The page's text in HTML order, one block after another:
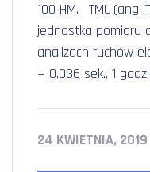
100 HM. TMU (ang.
jednostka pomiaru
analizach ruchów
= 0,036 sek., 1
24 KWIETNIA, 2019